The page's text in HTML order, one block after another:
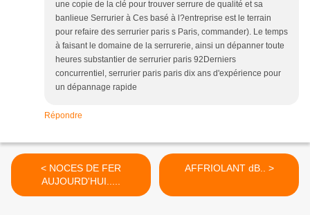
une copie de la clé pour trouver serrure de qualité et sa
banlieue Serrurier à Ces basé à l?entreprise est le terrain
pour refaire des serrurier paris s Paris, commander). Le temps
à faisant le domaine de la serrurerie, ainsi un dépanner toute
heures substantier de serrurier paris 92Derniers
concurrentiel, serrurier paris paris dix ans d'expérience pour
un dépannage rapide
Répondre
< NOCES DE FER
AUJOURD'HUI.....
AFFRIOLANT dB.. >